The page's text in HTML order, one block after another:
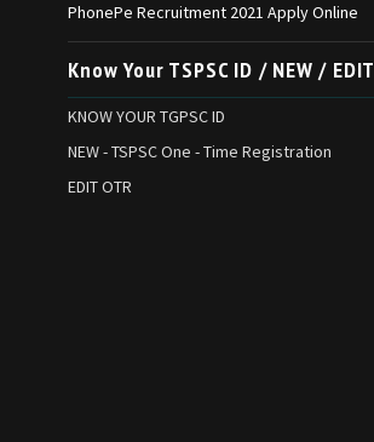
PhonePe Recruitment 2021 Apply Online
Know Your TSPSC ID / NEW / EDIT
KNOW YOUR TGPSC ID
NEW - TSPSC One - Time Registration
EDIT OTR